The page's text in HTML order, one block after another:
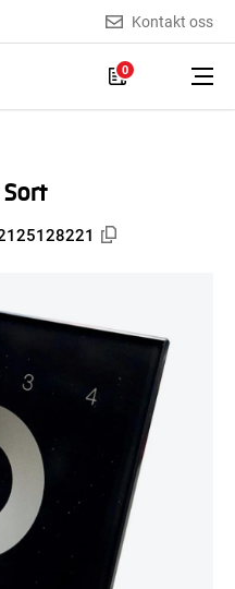
Kontakt oss
0